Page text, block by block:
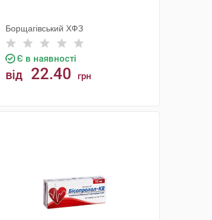
Борщагівський ХФЗ
Є в наявності
від 22.40 грн